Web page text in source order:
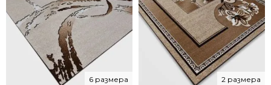
6 размера 2 размера